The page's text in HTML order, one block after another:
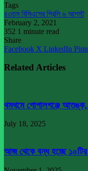
Tags
৪৩তম বিসিএসের প্রিলি ৬ আগস্ট
February 2, 2021
352 1 minute read
Share
Facebook X LinkedIn
Related Articles
থমথমে গোপালগঞ্জে আতঙ্ক,
July 18, 2025
আজ থেকে বন্ধ হচ্ছে ১০টির